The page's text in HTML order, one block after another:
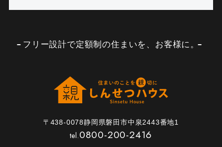
フリー設計で定額制の住まいを、お客様に。
〒438-0078静岡県磐田市中泉2443番地1
tel.0800-200-2416